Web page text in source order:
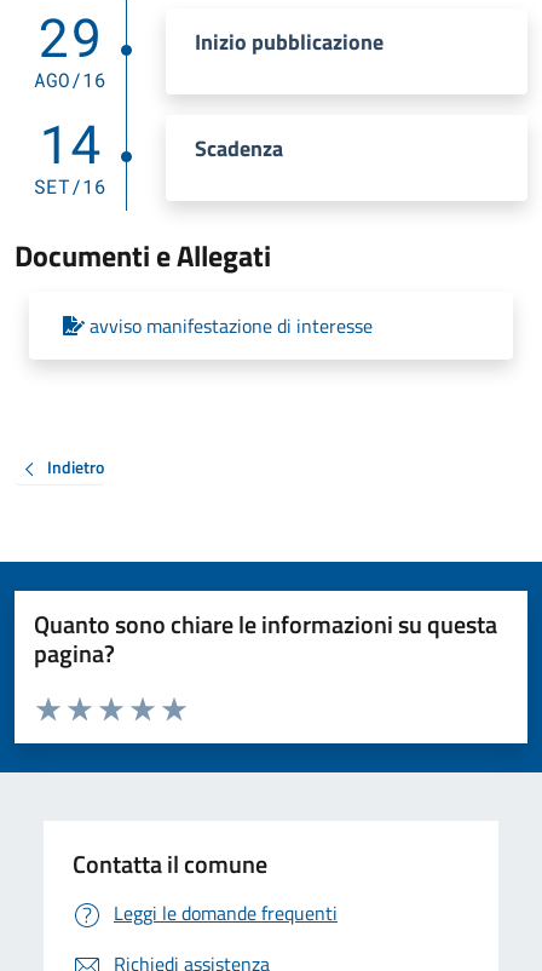
29
AGO/16
Inizio pubblicazione
14
SET/16
Scadenza
Documenti e Allegati
avviso manifestazione di interesse
Indietro
Quanto sono chiare le informazioni su questa
pagina?
Valuta da 1 a 5 stelle la pagina
Valuta 5 stelle su 5
Valuta 4 stelle su 5
Valuta 3 stelle su 5
Valuta 2 stelle su 5
Valuta 1 stelle su 5
Contatta il comune
Leggi le domande frequenti
Richiedi assistenza